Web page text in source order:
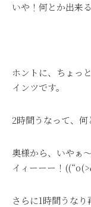
いや！何とか出来
ホントに、ちょっ
インツです。
2時間うなって、
奥様から、いやぁ
イィーーー！
さらに1時間うな